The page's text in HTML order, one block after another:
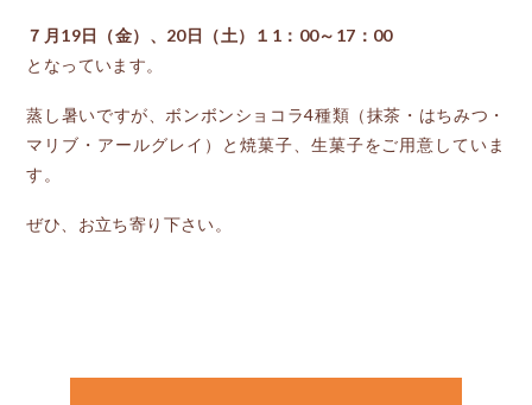
７月19日（金）、20日（土）１1：00～17：00
となっています。
蒸し暑いですが、ボンボンショコラ4種類（抹茶・はちみつ・
マリブ・アールグレイ）と焼菓子、生菓子をご用意していま
す。
ぜひ、お立ち寄り下さい。